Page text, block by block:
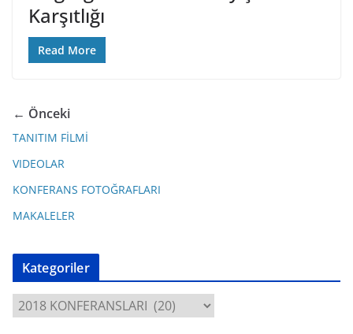
Karşıtlığı
Read More
← Önceki
TANITIM FİLMİ
VIDEOLAR
KONFERANS FOTOĞRAFLARI
MAKALELER
Kategoriler